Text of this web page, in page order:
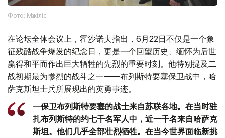
Фото: Мәжіліс
在论坛全体会议上，霍沙诺夫指出，6月22日不仅是一个象
征残酷战争爆发的纪念日，更是一个回望历史、缅怀为后世
赢得和平而作出巨大牺牲的先烈的重要时刻。他特别提及二
战初期最为惨烈的战斗之一——布列斯特要塞保卫战中，哈
萨克斯坦士兵所展现出的英勇事迹。
—保卫布列斯特要塞的战士来自苏联各地。在当时驻
扎布列斯特的约七千名军人中，近一千名来自哈萨克
斯坦。他们几乎全部壮烈牺牲。在当今世界面临新挑